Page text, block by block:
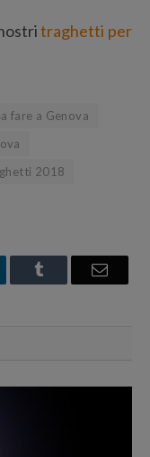
traghetti per
fare a Genova
2018
Tumblr Email